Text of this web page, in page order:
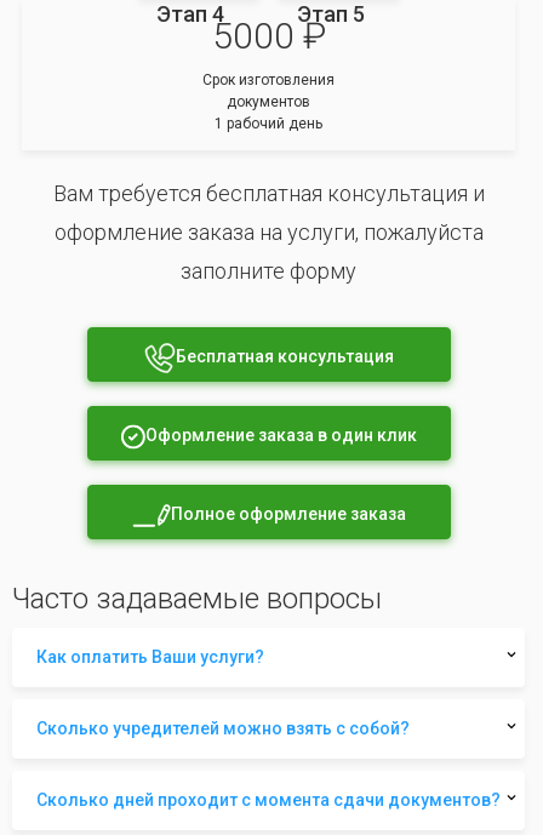
Этап 4 Этап 5
5000 ₽
Срок изготовления
документов
1 рабочий день
Вам требуется бесплатная консультация и
оформление заказа на услуги, пожалуйста
заполните форму
Бесплатная консультация
Оформление заказа в один клик
Полное оформление заказа
Часто задаваемые вопросы
Как оплатить Ваши услуги?
Сколько учредителей можно взять с собой?
Сколько дней проходит с момента сдачи документов?